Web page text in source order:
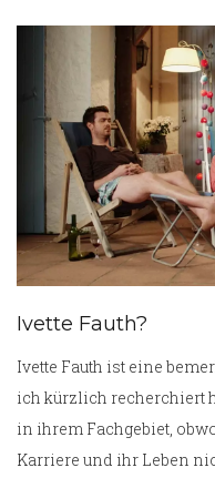
sehen, wie KI
integriert wird und das
Patientenversorgung
mich darauf, in Zukunft
Technologien zu
Ivette Fauth?
Ivette Fauth ist eine
ich kürzlich recherchiert
in ihrem Fachgebiet,
Karriere und ihr Leben